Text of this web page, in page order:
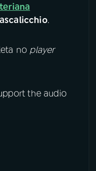
.
no player
the audio